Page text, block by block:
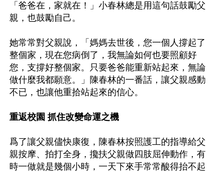
「爸爸在，家就在！」小春林總是用這句話鼓勵父
親，也鼓勵自己。
她常常對父親說，「媽媽去世後，您一個人撐起了
整個家，現在您病倒了，我無論如何也要照顧好
您，支撐好整個家。只要爸爸能重新站起來，無論
做什麼我都願意。」陳春林的一番話，讓父親感動
不已，也讓他重拾站起來的信心。
重返校園 抓住改變命運之機
爲了讓父親儘快康復，陳春林按照護工的指導給父
親按摩、拍打全身，攙扶父親做四肢屈伸動作，有
時一做就是幾個小時，一天下來手常常酸得抬不起